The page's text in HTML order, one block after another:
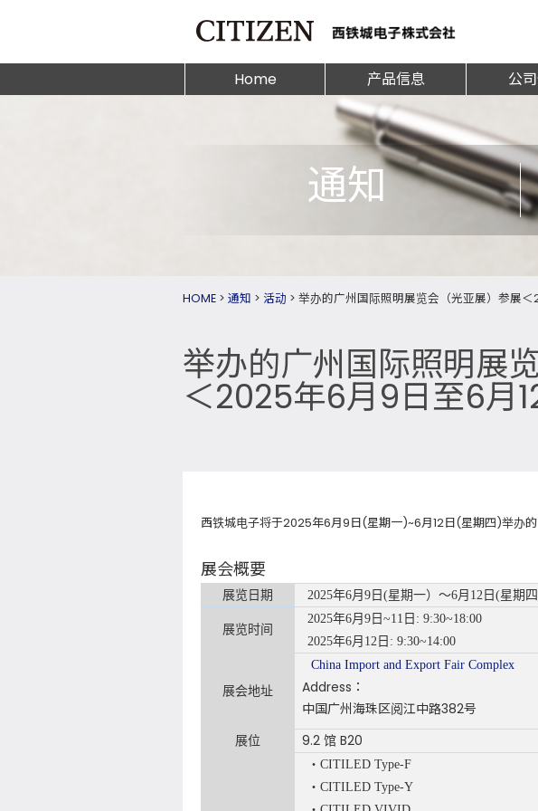
Home 产品信息 公
通知
HOME > 通知 > 活动 > 举办的广州国际照明展览会（光亚展）参展
举办的广州国际照明展
＜2025年6月9日至6月
西铁城电子将于2025年6月9日(星期一)~6月12日(星期四)举办
展会概要
展览日期 2025年6月9日(星期一）～6月12日(星期
展览时间
2025年6月9日~11日: 9:30~18:00
2025年6月12日: 9:30~14:00
展会地址
China Import and Export Fair Complex
Address：
中国广州海珠区阅江中路382号
展位 9.2 馆 B20
・CITILED Type-F
・CITILED Type-Y